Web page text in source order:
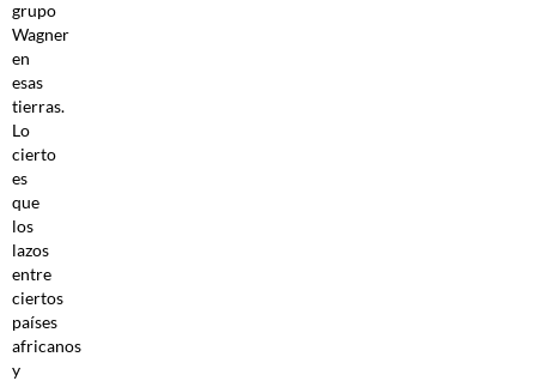
grupo
Wagner
en
esas
tierras.
Lo
cierto
es
que
los
lazos
entre
ciertos
países
africanos
y